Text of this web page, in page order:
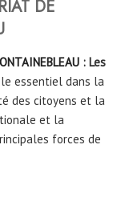
DE
: Les
essentiel dans la
des citoyens et la
et la
forces de